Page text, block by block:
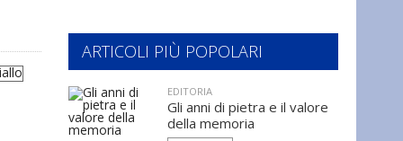
ARTICOLI PIÙ POPOLARI
EDITORIA
Gli anni di pietra e il valore
della memoria